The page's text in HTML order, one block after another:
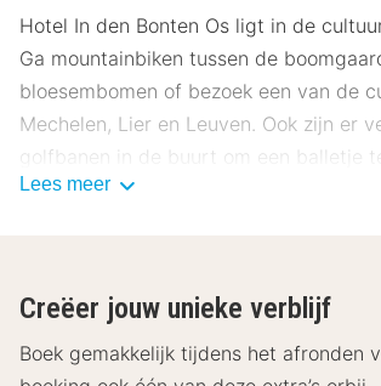
Hotel In den Bonten Os ligt in de
Ga mountainbiken tussen de
bloesembomen of bezoek een van de
Mechelen, Lier en Leuven. Ook zijn er
golfbanen in de buurt om een balletje te
toilet en een föhn. Het hotel beschikt
gastronomisch restaurant waar je
voor een heerlijk ontbijt of lunch. Geniet
Lees meer
Creëer jouw unieke verblijf
Boek gemakkelijk tijdens het afronden